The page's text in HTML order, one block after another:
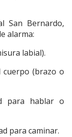
San Bernardo,
alarma:
labial).
(brazo o
para hablar o
para caminar.